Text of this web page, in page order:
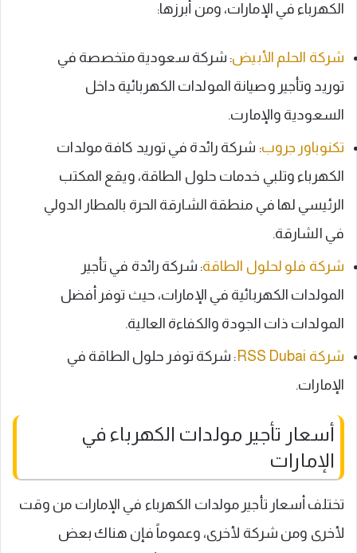
الكهرباء في الإمارات، ومن أبرزها:
شركة الحلم الأبيض: شركة سعودية متخصصة في
توريد وتأجير وصيانة المولدات الكهربائية داخل
السعودية والإمارت.
تكنوباور جروب: شركة رائدة في توريد كافة مولدات
الكهرباء وتلبي خدمات حلول الطاقة، ويقع المكتب
الرئيسي لها في منطقة الشارقة الحرة بالمطار الدولي
في الشارقة.
شركة فلو لحلول الطاقة: شركة رائدة في تأجير
المولدات الكهربائية في الإمارات، حيث توفر أفضل
المولدات ذات الجودة والكفاءة العالية.
شركة RSS Dubai
: شركة توفر حلول الطاقة في
الإمارات.
أسعار تأجير مولدات الكهرباء في
الإمارات
تختلف أسعار تأجير مولدات الكهرباء في الإمارات من وقت
لأخرى ومن شركة لأخرى، وعموماً فإن هناك بعض